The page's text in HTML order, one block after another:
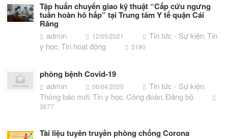
Tập huấn chuyển giao kỹ thuật “Cấp cứu ngưng
tuần hoàn hô hấp” tại Trung tâm Y tế quận Cái
Răng
admin 12/05/2021 Tin tức - Sự kiện Tin
y học Tin hoạt động 3190
phòng bệnh Covid-19
admin 06/04/2020 Tin tức - Sự kiện
Thông báo mới Tin y học Công đoàn Đảng bộ
3677
Tài liệu tuyên truyền phòng chống Corona